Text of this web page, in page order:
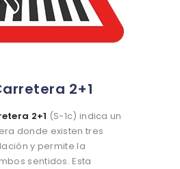
2+1
2+1 (S-1c) indica un
donde existen tres
y permite la
sentidos. Esta